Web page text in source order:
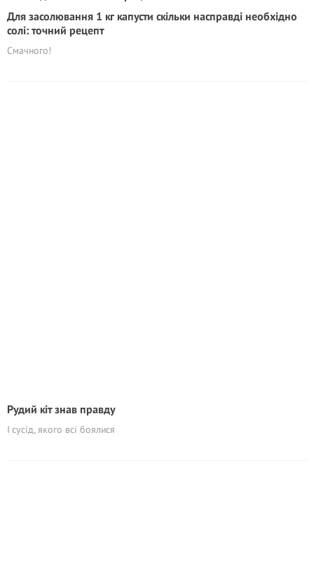
Для засолювання 1 кг капусти скільки насправді необхідно
солі: точний рецепт
Смачного!
Рудий кіт знав правду
І сусід, якого всі боялися